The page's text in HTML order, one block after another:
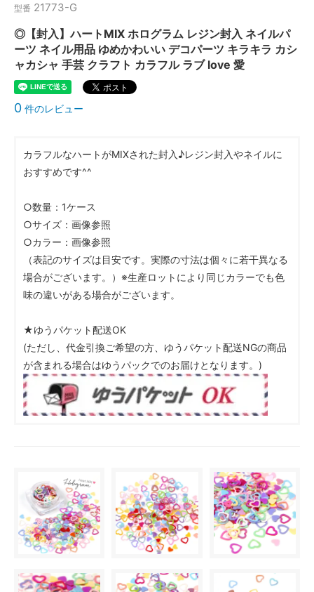
型番 21773-G
◎【封入】ハートMIX ホログラム レジン封入 ネイルパ
ーツ ネイル用品 ゆめかわいい デコパーツ キラキラ カシ
ャカシャ 手芸 クラフト カラフル ラブ love 愛
0 件のレビュー
カラフルなハートがMIXされた封入♪レジン封入やネイルに
おすすめです^^
○数量：1ケース
○サイズ：画像参照
○カラー：画像参照
（表記のサイズは目安です。実際の寸法は個々に若干異なる
場合がございます。）※生産ロットにより同じカラーでも色
味の違いがある場合がございます。
★ゆうパケット配送OK
(ただし、代金引換ご希望の方、ゆうパケット配送NGの商品
が含まれる場合はゆうパックでのお届けとなります。)